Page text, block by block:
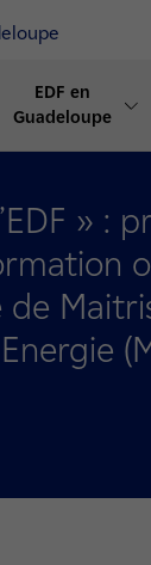
EDF en
Guadeloupe
» :